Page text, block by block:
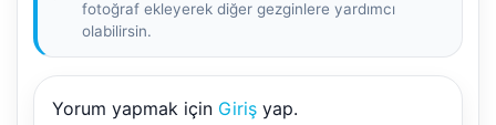
fotoğraf ekleyerek diğer gezginlere yardımcı
olabilirsin.
Yorum yapmak için Giriş yap.
Şehir / ilçe